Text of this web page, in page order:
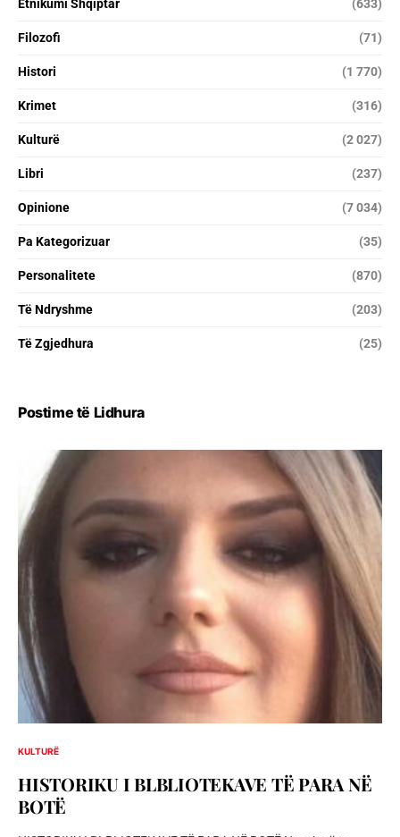
Etnikumi Shqiptar (633)
Filozofi (71)
Histori (1 770)
Krimet (316)
Kulturë (2 027)
Libri (237)
Opinione (7 034)
Pa Kategorizuar (35)
Personalitete (870)
Të Ndryshme (203)
Të Zgjedhura (25)
Postime të Lidhura
KULTURË
HISTORIKU I BLBLIOTEKAVE TË PARA NË
BOTË